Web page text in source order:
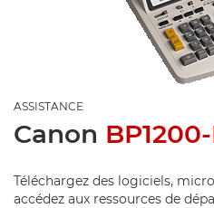
ASSISTANCE
Canon
Téléchargez des logiciels,
accédez aux ressources de